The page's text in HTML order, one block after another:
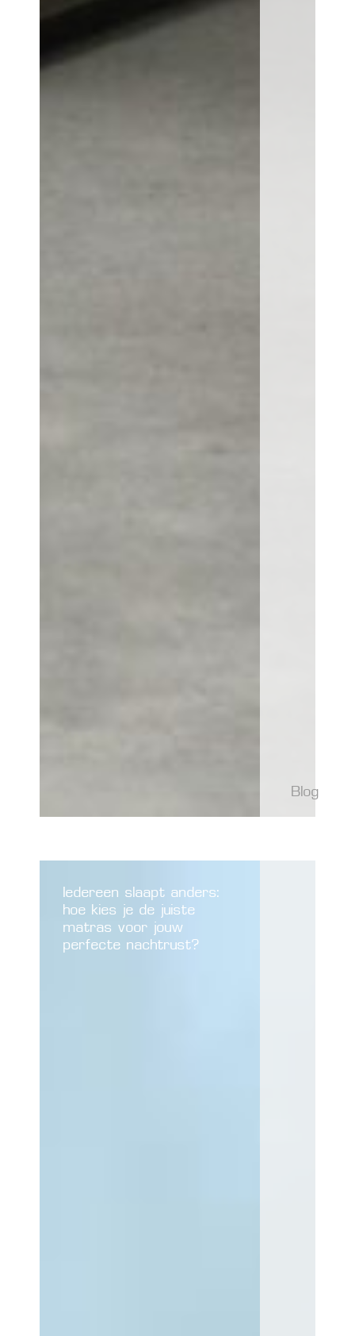
Blog
Iedereen slaapt anders:
hoe kies je de juiste
matras voor jouw
perfecte nachtrust?